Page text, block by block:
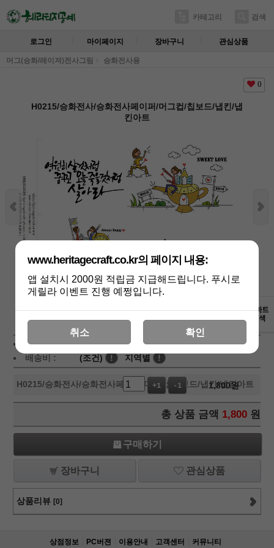
카테고리 검색
로그인 마이페이지 장바구니 관심상품
머그(승화/레이져)전사그림 승화전사용
0
H0215/승화전사/승화전사페이퍼/머그컵/칩보드/냅킨/냅
킨아트
상세보기
상품가 : 1,800원
배송비 :
(조건) ! 지역별 !
H0215/승화전사/승화전사페이퍼/머그컵/칩보드/냅킨/냅킨아트
+1 -1 1,800원
총 상품 금액 1,800 원
구매하기
장바구니 관심상품
상품리뷰 [0]
상점정보 PC버젼 이용안내 고객센터 커뮤니티
www.heritagecraft.co.kr의 페이지 내용:
앱 설치시 2000원 적립금 지급해드립니다. 푸시로
게릴라 이벤트 진행 예쩡입니다.
취소 확인